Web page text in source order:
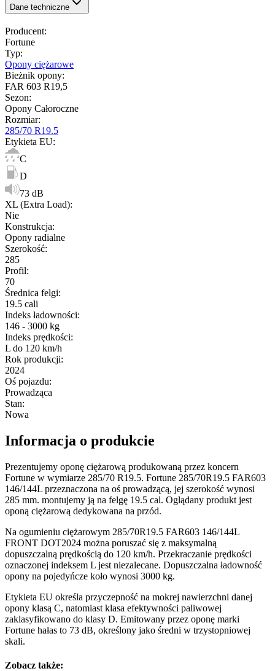
Dane techniczne
Producent:
Fortune
Typ:
Opony ciężarowe
Bieżnik opony:
FAR 603 R19,5
Sezon:
Opony Całoroczne
Rozmiar:
285/70 R19.5
Etykieta EU:
C
D
73 dB
XL (Extra Load):
Nie
Konstrukcja:
Opony radialne
Szerokość:
285
Profil:
70
Średnica felgi:
19.5 cali
Indeks ładowności:
146 - 3000 kg
Indeks prędkości:
L do 120 km/h
Rok produkcji:
2024
Oś pojazdu:
Prowadząca
Stan:
Nowa
Informacja o produkcie
Prezentujemy oponę ciężarową produkowaną przez koncern
Fortune w wymiarze 285/70 R19.5. Fortune 285/70R19.5 FAR603
146/144L przeznaczona na oś prowadzącą, jej szerokość wynosi
285 mm. montujemy ją na felgę 19.5 cal. Oglądany produkt jest
oponą ciężarową dedykowana na przód.
Na ogumieniu ciężarowym 285/70R19.5 FAR603 146/144L
FRONT DOT2024 można poruszać się z maksymalną
dopuszczalną prędkością do 120 km/h. Przekraczanie prędkości
oznaczonej indeksem L jest niezalecane. Dopuszczalna ładowność
opony na pojedyńcze koło wynosi 3000 kg.
Etykieta EU określa przyczepność na mokrej nawierzchni danej
opony klasą C, natomiast klasa efektywności paliwowej
zaklasyfikowano do klasy D. Emitowany przez oponę marki
Fortune hałas to 73 dB, określony jako średni w trzystopniowej
skali.
Zobacz także: